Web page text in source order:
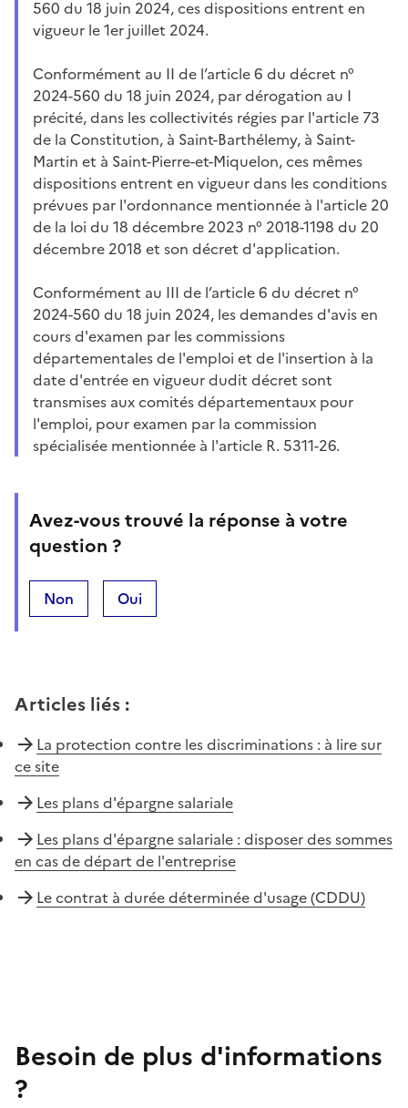
560 du 18 juin 2024, ces dispositions entrent en
vigueur le 1er juillet 2024.
Conformément au II de l’article 6 du décret n°
2024-560 du 18 juin 2024, par dérogation au I
précité, dans les collectivités régies par l'article 73
de la Constitution, à Saint-Barthélemy, à Saint-
Martin et à Saint-Pierre-et-Miquelon, ces mêmes
dispositions entrent en vigueur dans les conditions
prévues par l'ordonnance mentionnée à l'article 20
de la loi du 18 décembre 2023 n° 2018-1198 du 20
décembre 2018 et son décret d'application.
Conformément au III de l’article 6 du décret n°
2024-560 du 18 juin 2024, les demandes d'avis en
cours d'examen par les commissions
départementales de l'emploi et de l'insertion à la
date d'entrée en vigueur dudit décret sont
transmises aux comités départementaux pour
l'emploi, pour examen par la commission
spécialisée mentionnée à l'article R. 5311-26.
Avez-vous trouvé la réponse à votre
question ?
Non Oui
Articles liés :
La protection contre les discriminations : à lire sur
ce site
Les plans d'épargne salariale
Les plans d'épargne salariale : disposer des sommes
en cas de départ de l'entreprise
Le contrat à durée déterminée d'usage (CDDU)
Besoin de plus d'informations
?